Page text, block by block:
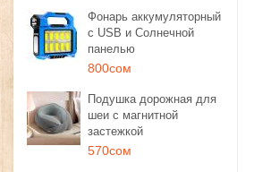
Фонарь аккумуляторный
с USB и Солнечной
панелью
800сом
Подушка дорожная для
шеи с магнитной
застежкой
570сом